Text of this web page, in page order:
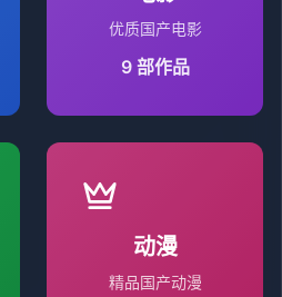
优质国产电影
9部作品
动漫
精品国产动漫